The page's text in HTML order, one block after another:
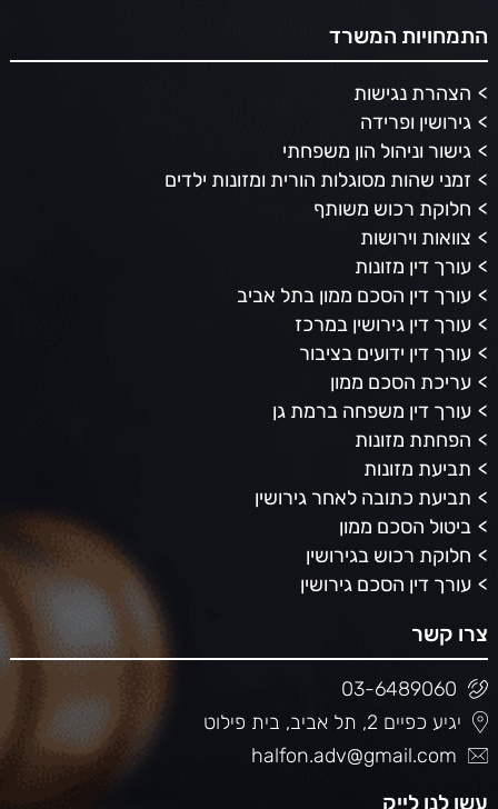
התמחויות המשרד
הצהרת נגישות
גירושין ופרידה
גישור וניהול הון משפחתי
זמני שהות מסוגלות הורית ומזונות ילדים
חלוקת רכוש משותף
צוואות וירושות
עורך דין מזונות
עורך דין הסכם ממון בתל אביב
עורך דין גירושין במרכז
עורך דין ידועים בציבור
עריכת הסכם ממון
עורך דין משפחה ברמת גן
הפחתת מזונות
תביעת מזונות
תביעת כתובה לאחר גירושין
ביטול הסכם ממון
חלוקת רכוש בגירושין
עורך דין הסכם גירושין
צרו קשר
03-6489060
יגיע כפיים 2, תל אביב, בית פילוט
halfon.adv@gmail.com
עשו לנו לייק